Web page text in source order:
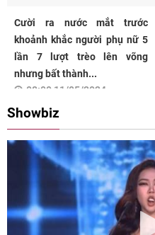
Cười ra nước mắt trước
khoảnh khắc người phụ nữ 5
lần 7 lượt trèo lên võng
nhưng bất thành...
08:00 11/05/2024
Showbiz